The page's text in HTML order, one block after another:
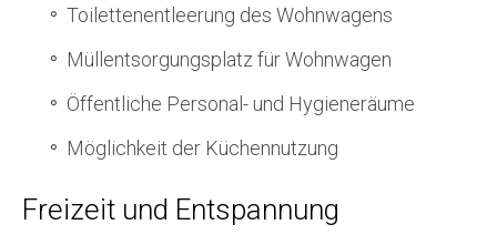
Toilettenentleerung des Wohnwagens
Müllentsorgungsplatz für Wohnwagen
Öffentliche Personal- und Hygieneräume
Möglichkeit der Küchennutzung
Freizeit und Entspannung